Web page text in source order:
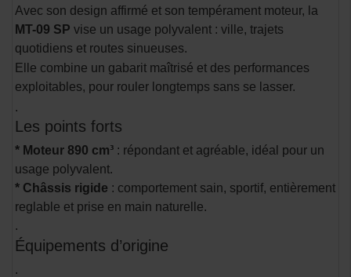
Avec son design affirmé et son tempérament moteur, la
MT-09 SP vise un usage polyvalent : ville, trajets
quotidiens et routes sinueuses.
Elle combine un gabarit maîtrisé et des performances
exploitables, pour rouler longtemps sans se lasser.
.
Les points forts
* Moteur 890 cm³ : répondant et agréable, idéal pour un
usage polyvalent.
* Châssis rigide : comportement sain, sportif, entièrement
reglable et prise en main naturelle.
.
Équipements d’origine
.